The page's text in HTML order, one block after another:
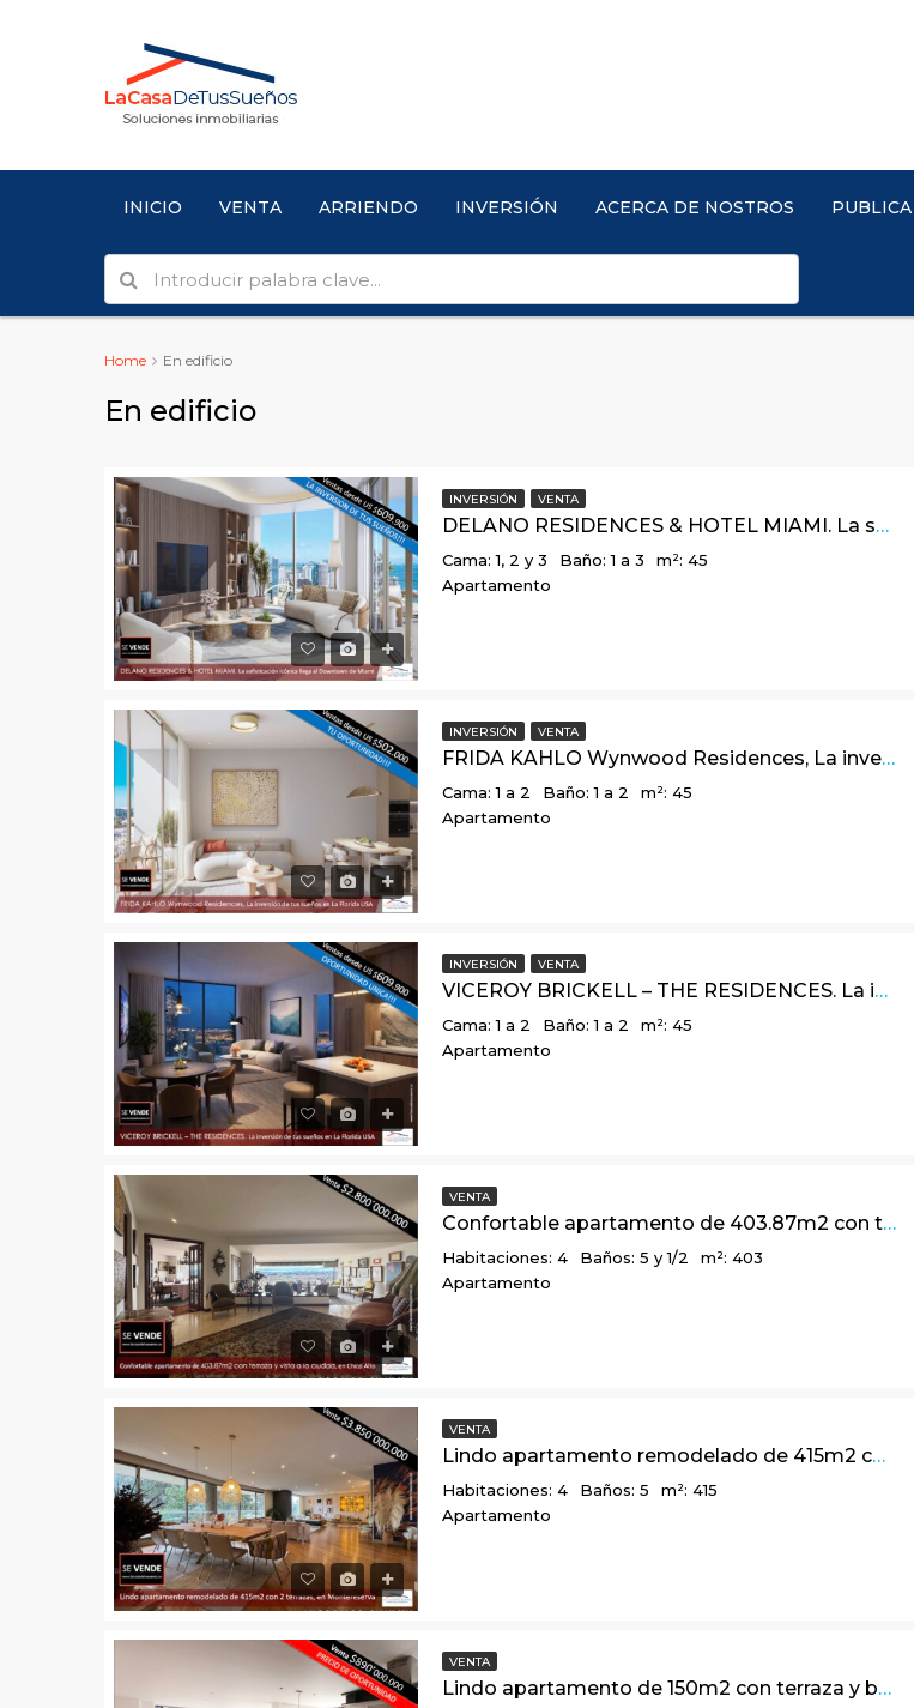
INICIO VENTA ARRIENDO INVERSIÓN ACERCA DE NOSTROS
Home En edificio
En edificio
INVERSIÓN VENTA
DELANO RESIDENCES & HOTEL MIAMI. La sofisticación icónica llega al Downtown de Miami
Cama: 1, 2 y 3 Baño: 1 a 3
m²: 45
Apartamento
INVERSIÓN VENTA
FRIDA KAHLO Wynwood Residences, La inversión de tus sueños en La Florida USA
Cama: 1 a 2 Baño: 1 a 2
m²: 45
Apartamento
INVERSIÓN VENTA
VICEROY BRICKELL – THE RESIDENCES. La inversión de tus sueños en La Florida USA
Cama: 1 a 2 Baño: 1 a 2
m²: 45
Apartamento
VENTA
Confortable apartamento de 403.87m2 con terraza y vista a la ciudad, en Chicó Alto
Habitaciones: 4 Baños: 5 y 1/2
m²: 403
Apartamento
VENTA
Lindo apartamento remodelado de 415m2 con 2 terrazas, en Montereserva
Habitaciones: 4 Baños: 5
m²: 415
Apartamento
VENTA
Lindo apartamento de 150m2 con terraza y balcón, en Chicó Navarra